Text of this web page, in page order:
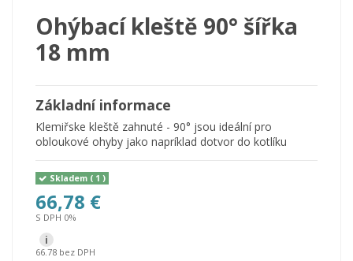
Ohýbací kleště 90° šířka
18 mm
Základní informace
Klemiřske kleště zahnuté - 90° jsou ideální pro
obloukové ohyby jako napríklad dotvor do kotlíku
Skladem ( 1 )
66,78 €
S DPH 0%
i
66.78 bez DPH